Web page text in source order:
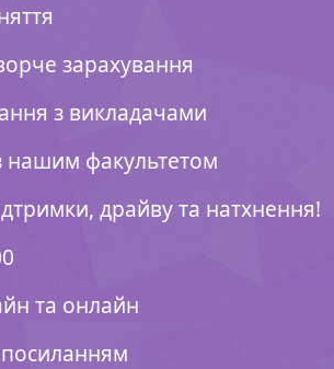
зарахування
з викладачами
нашим факультетом
драйву та натхнення!
та онлайн
посиланням